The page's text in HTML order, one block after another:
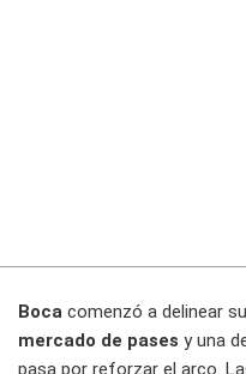
Boca comenzó a delinear
mercado de pases y una
pasa por reforzar el arco.